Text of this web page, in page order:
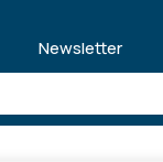
Newsletter